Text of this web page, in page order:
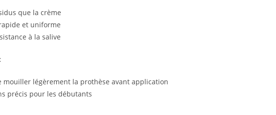
que la crème
et uniforme
à la salive
mouiller légèrement la prothèse avant application
précis pour les débutants